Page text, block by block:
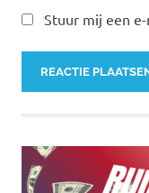
Stuur mij een